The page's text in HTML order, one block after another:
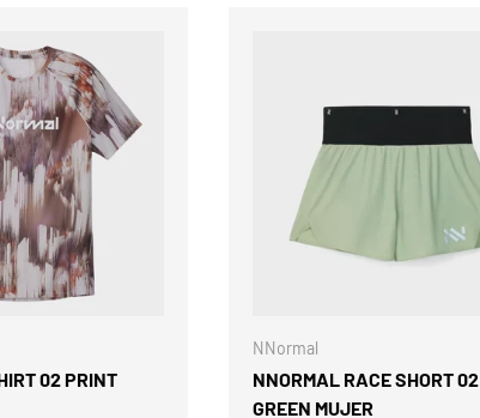
02 PRINT
NNormal
NNORMAL RACE SHORT 02
GREEN MUJER